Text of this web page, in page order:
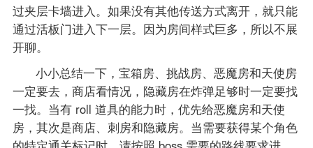
过夹层卡墙进入。如果没有其他传送方式离开，就只能
通过活板门进入下一层。因为房间样式巨多，所以不展
开聊。
小小总结一下，宝箱房、挑战房、恶魔房和天使房
一定要去，商店看情况，隐藏房在炸弹足够时一定要找
一找。当有 roll 道具的能力时，优先给恶魔房和天使
房，其次是商店、刺房和隐藏房。当需要获得某个角色